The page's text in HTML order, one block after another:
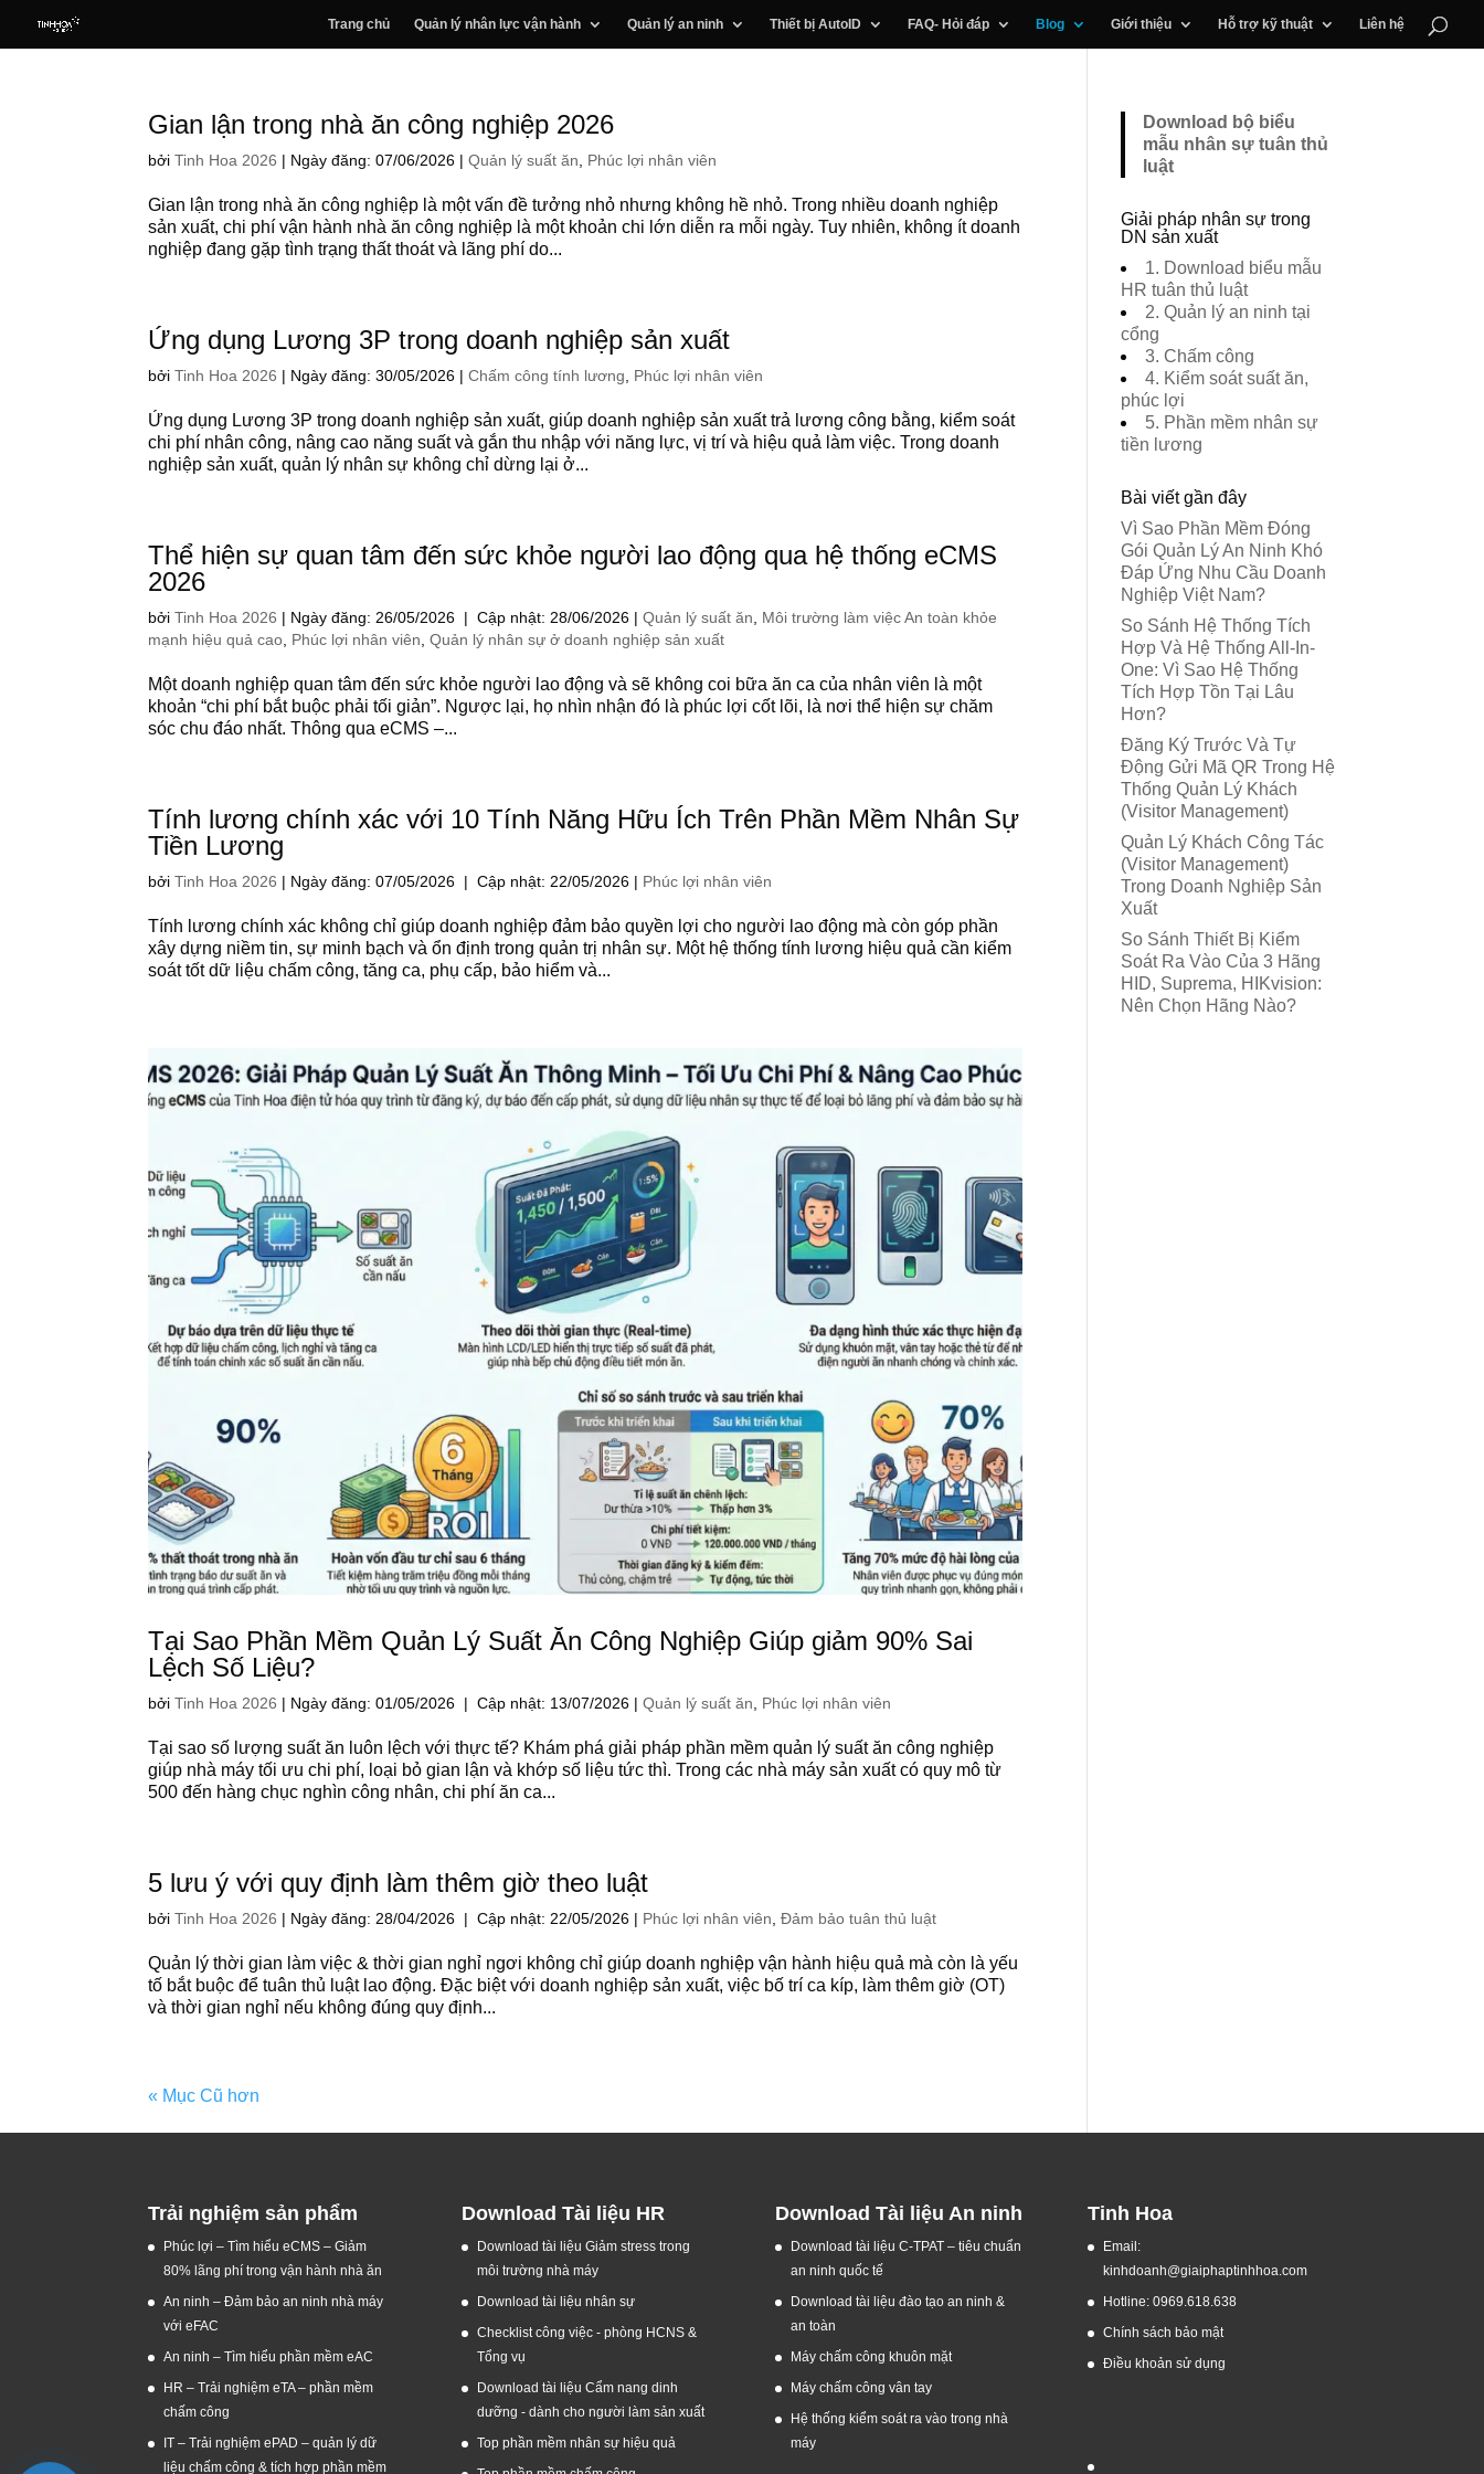
Trang chủ Quản lý nhân lực vận hành Quản lý an ninh Thiết bị AutoID FAQ- Hỏi đáp Blog Giới thiệu Hỗ trợ kỹ thuật Liên hệ
Gian lận trong nhà ăn công nghiệp 2026
bởiTinh Hoa 2026 | Ngày đăng: 07/06/2026 |Quản lý suất ăn Phúc lợi nhân viên
Gian lận trong nhà ăn công nghiệp là một vấn đề tưởng nhỏ nhưng không hề nhỏ. Trong nhiều doanh nghiệp
sản xuất, chi phí vận hành nhà ăn công nghiệp là một khoản chi lớn diễn ra mỗi ngày. Tuy nhiên, không ít doanh
nghiệp đang gặp tình trạng thất thoát và lãng phí do...
Ứng dụng Lương 3P trong doanh nghiệp sản xuất
bởiTinh Hoa 2026 | Ngày đăng: 30/05/2026 |Chấm công tính lương Phúc lợi nhân viên
Ứng dụng Lương 3P trong doanh nghiệp sản xuất, giúp doanh nghiệp sản xuất trả lương công bằng, kiểm soát
chi phí nhân công, nâng cao năng suất và gắn thu nhập với năng lực, vị trí và hiệu quả làm việc. Trong doanh
nghiệp sản xuất, quản lý nhân sự không chỉ dừng lại ở...
Thể hiện sự quan tâm đến sức khỏe người lao động qua hệ thống eCMS
2026
bởiTinh Hoa 2026 | Ngày đăng: 26/05/2026 | Cập nhật: 28/06/2026 |Quản lý suất ăn
Môi trường làm việc An toàn khỏe
mạnh hiệu quả cao Phúc lợi nhân viên ,Quản lý nhân sự ở doanh nghiệp sản xuất
Một doanh nghiệp quan tâm đến sức khỏe người lao động và sẽ không coi bữa ăn ca của nhân viên là một
khoản “chi phí bắt buộc phải tối giản”. Ngược lại, họ nhìn nhận đó là phúc lợi cốt lõi, là nơi thể hiện sự chăm
sóc chu đáo nhất. Thông qua eCMS –...
Tính lương chính xác với 10 Tính Năng Hữu Ích Trên Phần Mềm Nhân Sự
Tiền Lương
bởiTinh Hoa 2026 | Ngày đăng: 07/05/2026 | Cập nhật: 22/05/2026 | Phúc lợi nhân viên
Tính lương chính xác không chỉ giúp doanh nghiệp đảm bảo quyền lợi cho người lao động mà còn góp phần
xây dựng niềm tin, sự minh bạch và ổn định trong quản trị nhân sự. Một hệ thống tính lương hiệu quả cần kiểm
soát tốt dữ liệu chấm công, tăng ca, phụ cấp, bảo hiểm và...
Tại Sao Phần Mềm Quản Lý Suất Ăn Công Nghiệp Giúp giảm 90% Sai
Lệch Số Liệu?
bởiTinh Hoa 2026 | Ngày đăng: 01/05/2026 | Cập nhật: 13/07/2026 |Quản lý suất ăn Phúc lợi nhân viên
Tại sao số lượng suất ăn luôn lệch với thực tế? Khám phá giải pháp phần mềm quản lý suất ăn công nghiệp
giúp nhà máy tối ưu chi phí, loại bỏ gian lận và khớp số liệu tức thì. Trong các nhà máy sản xuất có quy mô từ
500 đến hàng chục nghìn công nhân, chi phí ăn ca...
5 lưu ý với quy định làm thêm giờ theo luật
bởiTinh Hoa 2026 | Ngày đăng: 28/04/2026 | Cập nhật: 22/05/2026 | Phúc lợi nhân viên ,Đảm bảo tuân thủ luật
Quản lý thời gian làm việc & thời gian nghỉ ngơi không chỉ giúp doanh nghiệp vận hành hiệu quả mà còn là yếu
tố bắt buộc để tuân thủ luật lao động. Đặc biệt với doanh nghiệp sản xuất, việc bố trí ca kíp, làm thêm giờ (OT)
và thời gian nghỉ nếu không đúng quy định...
« Mục Cũ hơn
Download bộ biểu
mẫu nhân sự tuân thủ
luật
Giải pháp nhân sự trong
DN sản xuất
1. Download biểu mẫu
HR tuân thủ luật
2. Quản lý an ninh tại
cổng
3. Chấm công
4. Kiểm soát suất ăn,
phúc lợi
5. Phần mềm nhân sự
tiền lương
Bài viết gần đây
Vì Sao Phần Mềm Đóng
Gói Quản Lý An Ninh Khó
Đáp Ứng Nhu Cầu Doanh
Nghiệp Việt Nam?
So Sánh Hệ Thống Tích
Hợp Và Hệ Thống All-In-
One: Vì Sao Hệ Thống
Tích Hợp Tồn Tại Lâu
Hơn?
Đăng Ký Trước Và Tự
Động Gửi Mã QR Trong Hệ
Thống Quản Lý Khách
(Visitor Management)
Quản Lý Khách Công Tác
(Visitor Management)
Trong Doanh Nghiệp Sản
Xuất
So Sánh Thiết Bị Kiểm
Soát Ra Vào Của 3 Hãng
HID, Suprema, HIKvision:
Nên Chọn Hãng Nào?
Trải nghiệm sản phẩm
Phúc lợi – Tìm hiểu eCMS – Giảm
80% lãng phí trong vận hành nhà ăn
An ninh – Đảm bảo an ninh nhà máy
với eFAC
An ninh – Tìm hiểu phần mềm eAC
HR – Trải nghiệm eTA – phần mềm
chấm công
IT – Trải nghiệm ePAD – quản lý dữ
liệu chấm công & tích hợp phần mềm
Download Tài liệu HR
Download tài liệu Giảm stress trong
môi trường nhà máy
Download tài liệu nhân sự
Checklist công việc - phòng HCNS &
Tổng vụ
Download tài liệu Cẩm nang dinh
dưỡng - dành cho người làm sản xuất
Top phần mềm nhân sự hiệu quả
Download Tài liệu An ninh
Download tài liệu C-TPAT – tiêu chuẩn
an ninh quốc tế
Download tài liệu đào tạo an ninh &
an toàn
Máy chấm công khuôn mặt
Máy chấm công vân tay
Hệ thống kiểm soát ra vào trong nhà
máy
Tinh Hoa
Email:
kinhdoanh@giaiphaptinhhoa.com
Hotline: 0969.618.638
Chính sách bảo mật
Điều khoản sử dụng